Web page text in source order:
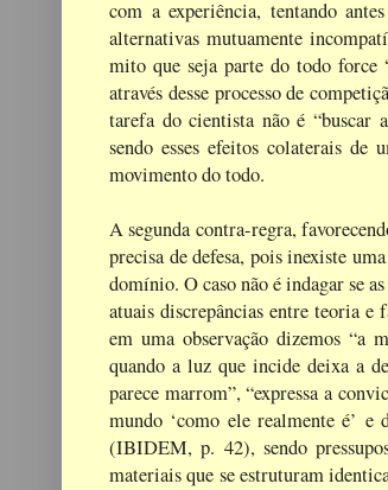
com a experiência, tentando
alternativas mutuamente
mito que seja parte do todo force
através desse processo de
tarefa do cientista não é “buscar
sendo esses efeitos colaterais
movimento do todo.
A segunda contra-regra,
precisa de defesa, pois inexiste
domínio. O caso não é indagar se
atuais discrepâncias entre teoria e
em uma observação dizemos “a
quando a luz que incide deixa a
parece marrom”, “expressa a
mundo ‘como ele realmente é’ e
(IBIDEM, p. 42), sendo
materiais que se estruturam